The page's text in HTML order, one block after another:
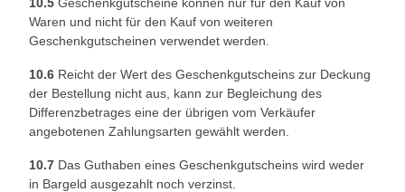
Waren und nicht für den Kauf von weiteren
Geschenkgutscheinen verwendet werden.
10.6 Reicht der Wert des Geschenkgutscheins zur Deckung
der Bestellung nicht aus, kann zur Begleichung des
Differenzbetrages eine der übrigen vom Verkäufer
angebotenen Zahlungsarten gewählt werden.
10.7 Das Guthaben eines Geschenkgutscheins wird weder
in Bargeld ausgezahlt noch verzinst.